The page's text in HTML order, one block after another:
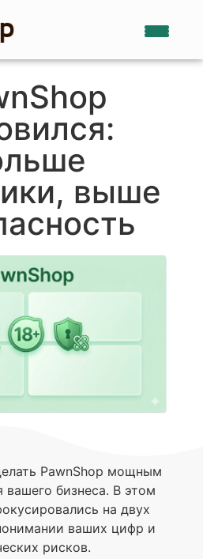
выше
PawnShop мощным
вашего бизнеса. В этом
на двух
ваших цифр и
рисков.